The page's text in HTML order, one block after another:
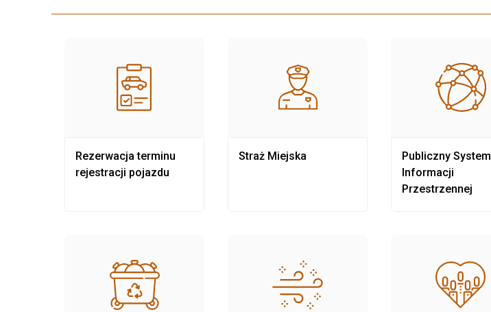
Rezerwacja terminu
rejestracji pojazdu
Straż Miejska
Publiczny System
Informacji
Przestrzennej